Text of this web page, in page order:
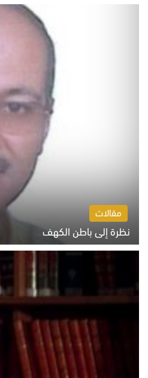
السبت 8 أغسطس 2026 10:46 ص
مقالات
نظرة إلى باطن الكهف
السبت 8 أغسطس 2026 11:04 ص